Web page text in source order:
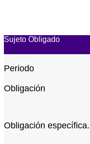
Sujeto Obligado
Periodo
Obligación
Obligación específica.